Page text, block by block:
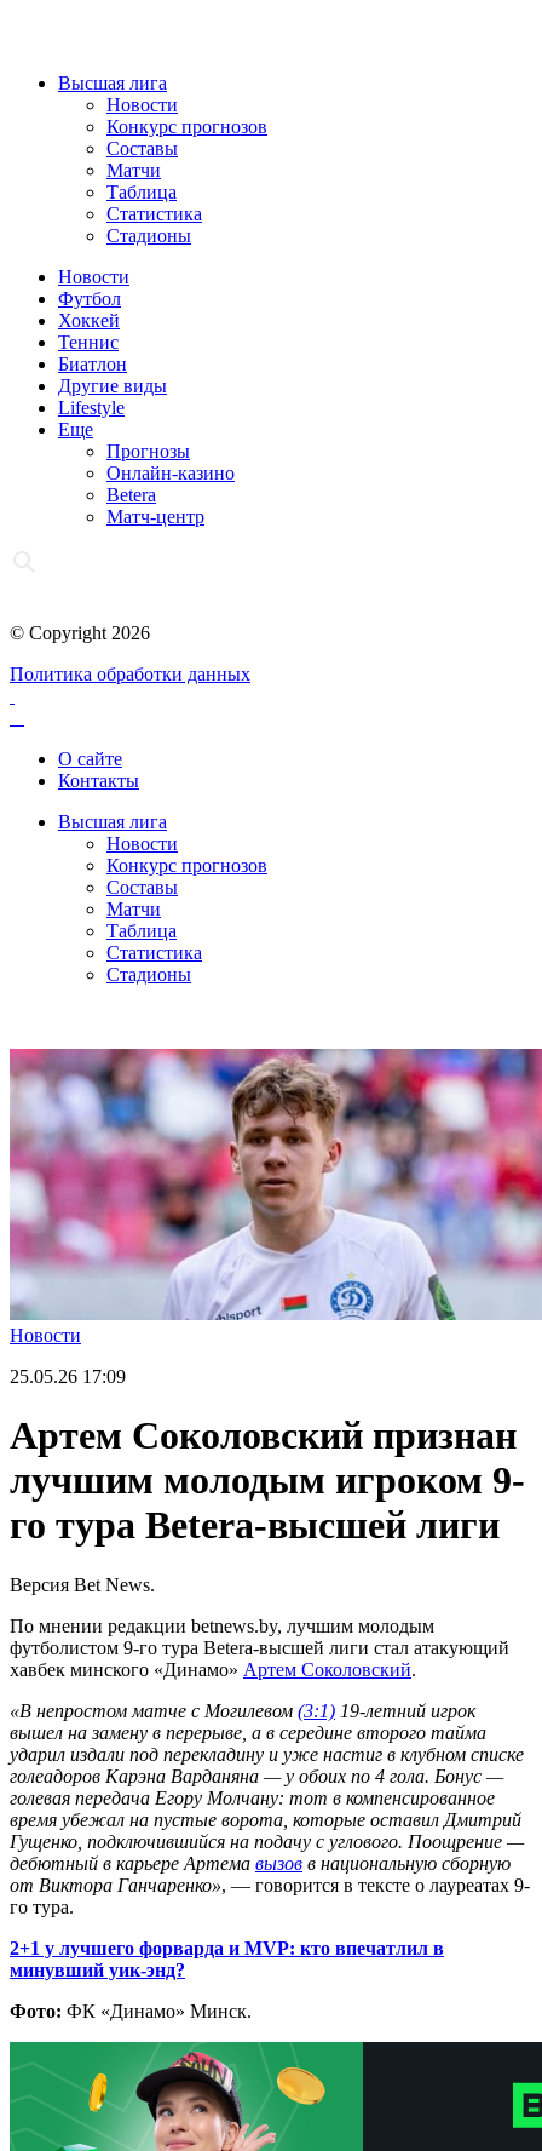
Высшая лига
Новости
Конкурс прогнозов
Составы
Матчи
Таблица
Статистика
Стадионы
Новости
Футбол
Хоккей
Теннис
Биатлон
Другие виды
Lifestyle
Еще
Прогнозы
Онлайн-казино
Betera
Матч-центр
© Copyright 2026
Политика обработки данных
О сайте
Контакты
Высшая лига
Новости
Конкурс прогнозов
Составы
Матчи
Таблица
Статистика
Стадионы
Новости
25.05.26 17:09
Артем Соколовский признан
лучшим молодым игроком 9-
го тура Betera-высшей лиги
Версия Bet News.
По мнении редакции betnews.by, лучшим молодым
футболистом 9-го тура Betera-высшей лиги стал атакующий
хавбек минского «Динамо» Артем Соколовский.
«В непростом матче с Могилевом (3:1) 19-летний игрок
вышел на замену в перерыве, а в середине второго тайма
ударил издали под перекладину и уже настиг в клубном списке
голеадоров Карэна Варданяна — у обоих по 4 гола. Бонус —
голевая передача Егору Молчану: тот в компенсированное
время убежал на пустые ворота, которые оставил Дмитрий
Гущенко, подключившийся на подачу с углового. Поощрение —
дебютный в карьере Артема вызов в национальную сборную
от Виктора Ганчаренко», — говорится в тексте о лауреатах 9-
го тура.
2+1 у лучшего форварда и MVP: кто впечатлил в
минувший уик-энд?
Фото: ФК «Динамо» Минск.